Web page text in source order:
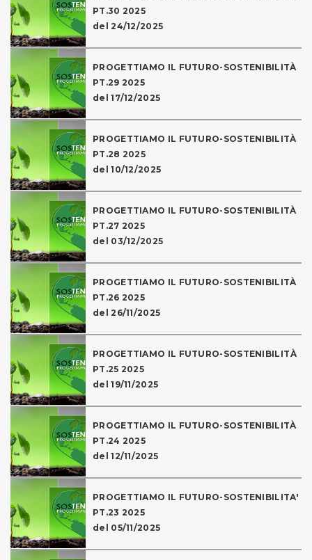
PT.30 2025
del 24/12/2025
PROGETTIAMO IL FUTURO-SOSTENIBILITÀ
PT.29 2025
del 17/12/2025
PROGETTIAMO IL FUTURO-SOSTENIBILITÀ
PT.28 2025
del 10/12/2025
PROGETTIAMO IL FUTURO-SOSTENIBILITÀ
PT.27 2025
del 03/12/2025
PROGETTIAMO IL FUTURO-SOSTENIBILITÀ
PT.26 2025
del 26/11/2025
PROGETTIAMO IL FUTURO-SOSTENIBILITÀ
PT.25 2025
del 19/11/2025
PROGETTIAMO IL FUTURO-SOSTENIBILITÀ
PT.24 2025
del 12/11/2025
PROGETTIAMO IL FUTURO-SOSTENIBILITA'
PT.23 2025
del 05/11/2025